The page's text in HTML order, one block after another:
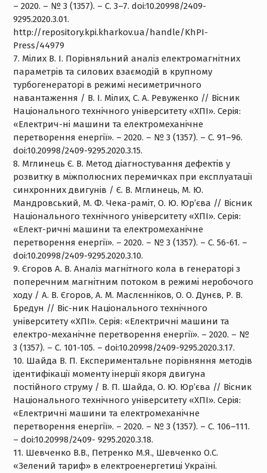
– 2020. – № 3 (1357). – С. 3–7. doi:10.20998/2409-
9295.2020.3.01.
http://repository.kpi.kharkov.ua/handle/KhPI-
Press/44979
7. Мілих В. І. Порівняльний аналіз електромагнітних
параметрів та силових взаємодій в крупному
турбогенераторі в режимі несиметричного
навантаження / В. І. Мілих, С. А. Ревуженко // Вісник
Національного технічного університету «ХПІ». Серія:
«Електрич-ні машини та електромеханічне
перетворення енергії». – 2020. – № 3 (1357). – С. 91–96.
doi:10.20998/2409-9295.2020.3.15.
8. Мглинець Є. В. Метод діагностування дефектів у
розвитку в міжполюсних перемичках при експлуатації
синхронних двигунів / Є. В. Мглинець, М. Ю.
Мандровський, М. Ф. Чека-раміт, О. Ю. Юр’єва // Вісник
Національного технічного університету «ХПІ». Серія:
«Елект-ричні машини та електромеханічне
перетворення енергії». – 2020. – № 3 (1357). – С. 56-61. –
doi:10.20998/2409-9295.2020.3.10.
9. Єгоров А. В. Аналіз магнітного кола в генераторі з
поперечним магнітним потоком в режимі неробочого
ходу / А. В. Єгоров, А. М. Маслєнніков, О. О. Дунєв, Р. В.
Бредун // Віс-ник Національного технічного
університету «ХПІ». Серія: «Електричні машини та
електро-механічне перетворення енергії». – 2020. – №
3 (1357). – С. 101-105. – doi:10.20998/2409-9295.2020.3.17.
10. Шайда В. П. Експериментальне порівняння методів
ідентифікації моменту інерції якоря двигуна
постійного струму / В. П. Шайда, О. Ю. Юр’єва // Вісник
Національного технічного університету «ХПІ». Серія:
«Електричні машини та електромеханічне
перетворення енергії». – 2020. – № 3 (1357). – С. 106–111.
– doi:10.20998/2409- 9295.2020.3.18.
11. Шевченко В.В., Петренко М.Я., Шевченко О.С.
«Зелений тариф» в електроенергетиці Україні.